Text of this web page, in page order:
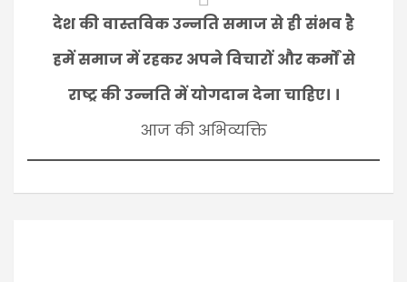
देश की वास्तविक उन्नति समाज से ही संभव है
हमें समाज में रहकर अपने विचारों और कर्मों से
राष्ट्र की उन्नति में योगदान देना चाहिए। ।
आज की अभिव्यक्ति